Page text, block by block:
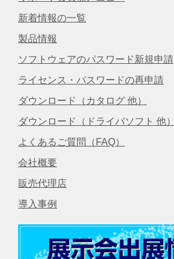
新着情報の一覧
製品情報
ソフトウェアのパスワード新規申請
ライセンス・パスワードの再申請
ダウンロード（カタログ 他）
ダウンロード（ドライバソフト 他）
よくあるご質問（FAQ）
会社概要
販売代理店
導入事例